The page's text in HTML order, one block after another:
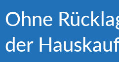
Ohne
der